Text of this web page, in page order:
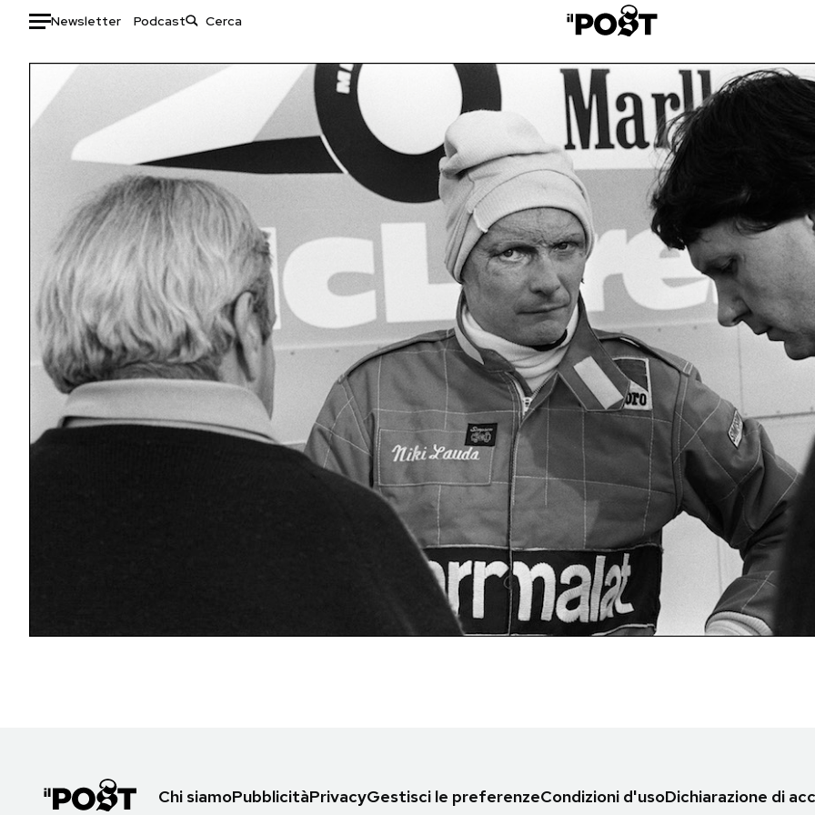
Newsletter Podcast
Auto
Mondo
Politica
Tecnologia
Internet
Scienza
Cultura
Economia
Sport
Moda
Libri
Consumismi
Storie/Idee
Ok Boomer!
Media
Europa
Altrecose
Mondiali calcio 2026
Area Personale
Newsletter
Chi siamoPubblicitàPrivacyGestisci le preferenzeCondizioni d'usoDichiarazione di